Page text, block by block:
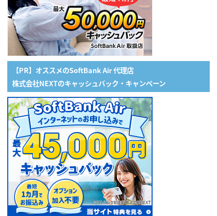
【PR】オススメのSoftBank Air 代理店
株式会社NEXTのキャッシュバック・キャンペーン